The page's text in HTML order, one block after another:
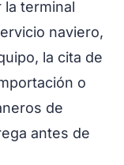
terminal
naviero,
la cita de
o
de
antes de